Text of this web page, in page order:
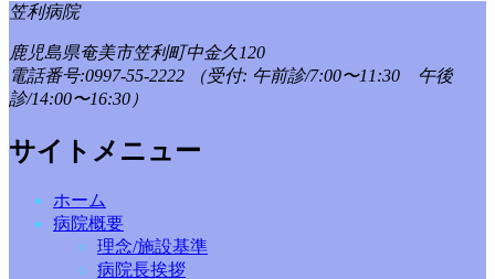
笠利病院
鹿児島県奄美市笠利町中金久120
電話番号:0997-55-2222
（受付: 午前診/7:00〜11:30 午後
診/14:00〜16:30）
サイトメニュー
ホーム
病院概要
理念/施設基準
病院長挨拶